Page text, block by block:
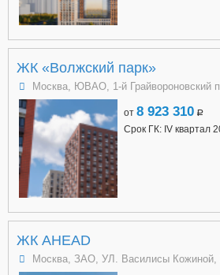
ЖК «Волжский парк»
Москва, ЮВАО, 1-й Грайвороновский
от 8 923 310 a
Срок ГК: IV квартал
ЖК AHEAD
Москва, ЗАО, УЛ. Василисы Кожиной,